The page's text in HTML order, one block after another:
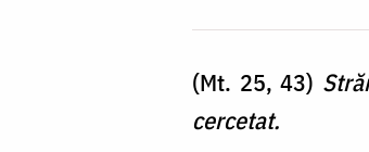
(Mt. 25, 43)
cercetat.